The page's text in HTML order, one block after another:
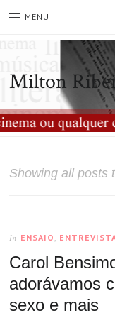
MENU
Milton
Showing all posts
In ENSAIO ,
Carol
adorávamos
sexo e mais